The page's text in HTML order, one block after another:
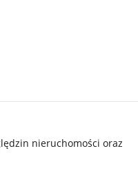
nieruchomości oraz